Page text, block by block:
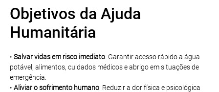
Objetivos da Ajuda
Humanitária
• Salvar vidas em risco imediato: Garantir acesso rápido a água
potável, alimentos, cuidados médicos e abrigo em situações de
emergência.
• Aliviar o sofrimento humano: Reduzir a dor física e psicológica